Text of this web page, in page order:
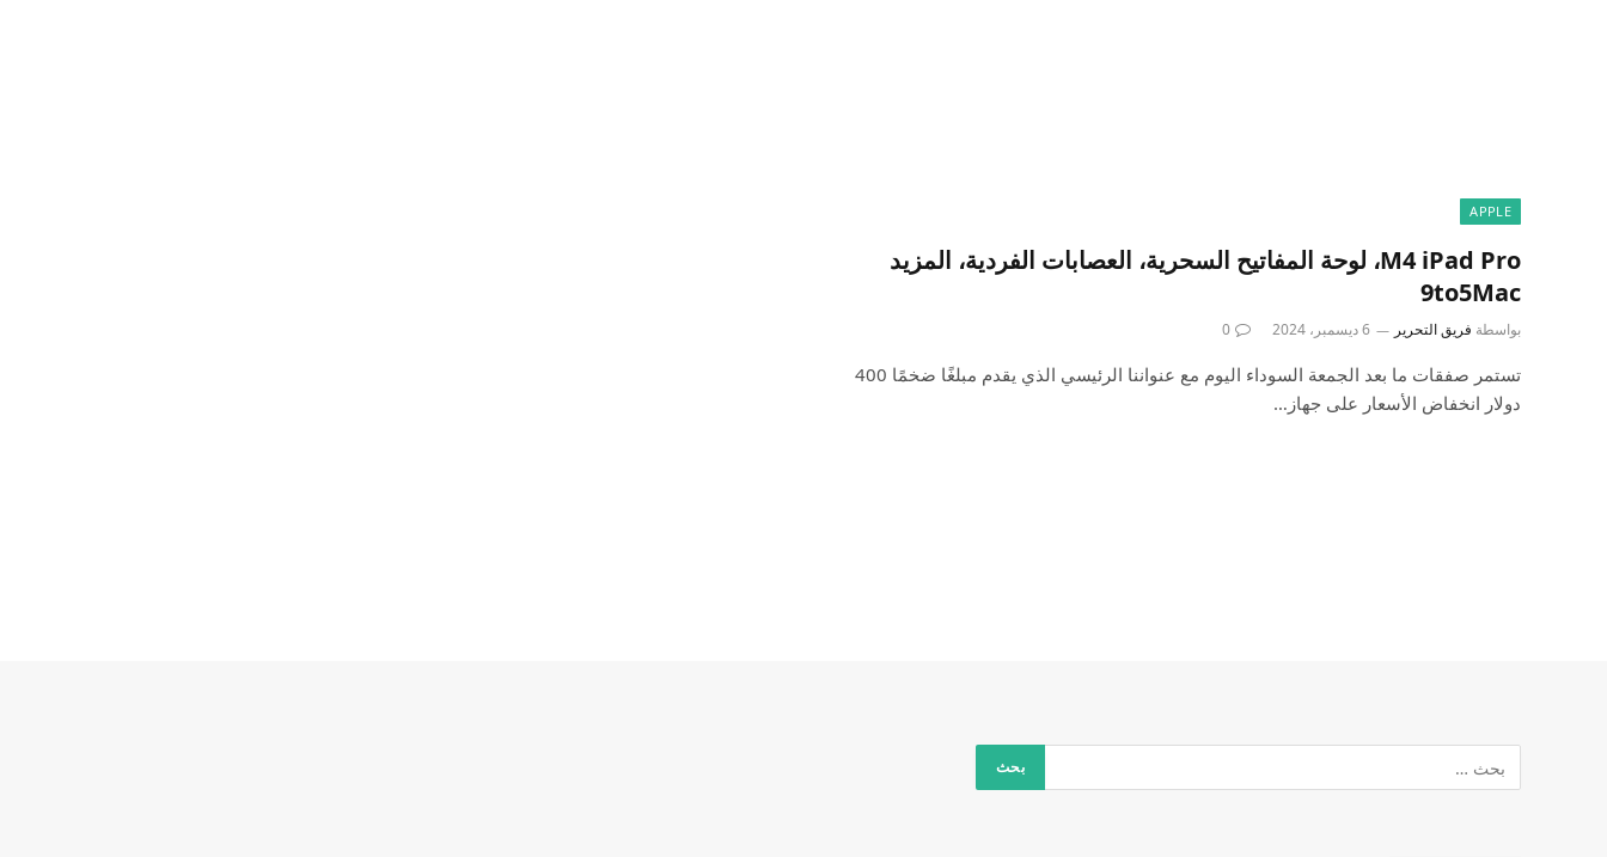
APPLE
M4 iPad Pro، لوحة المفاتيح السحرية، العصابات الفردية، المزيد
9to5Mac
بواسطة فريق التحرير 6 ديسمبر، 2024 0
تستمر صفقات ما بعد الجمعة السوداء اليوم مع عنواننا الرئيسي الذي يقدم مبلغًا ضخمًا 400
دولار انخفاض الأسعار على جهاز…